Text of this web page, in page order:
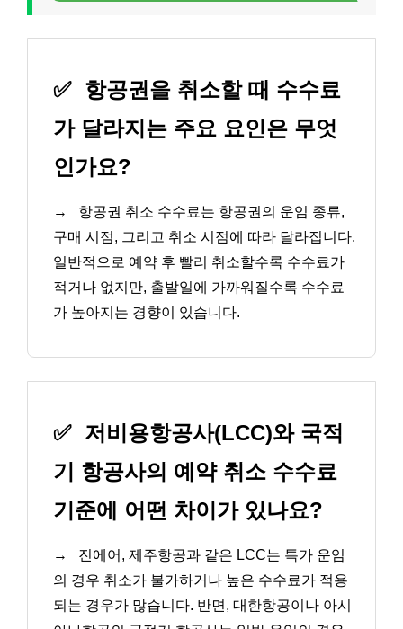
✅ 항공권을 취소할 때 수수료
가 달라지는 주요 요인은 무엇
인가요?
→
항공권 취소 수수료는 항공권의 운임 종류,
구매 시점, 그리고 취소 시점에 따라 달라집니다.
일반적으로 예약 후 빨리 취소할수록 수수료가
적거나 없지만, 출발일에 가까워질수록 수수료
가 높아지는 경향이 있습니다.
✅ 저비용항공사(LCC)와 국적
기 항공사의 예약 취소 수수료
기준에 어떤 차이가 있나요?
→
진에어, 제주항공과 같은 LCC는 특가 운임
의 경우 취소가 불가하거나 높은 수수료가 적용
되는 경우가 많습니다. 반면, 대한항공이나 아시